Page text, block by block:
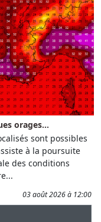
orages...
sont possibles
à la poursuite
des conditions
03 août 2026 à 12:00